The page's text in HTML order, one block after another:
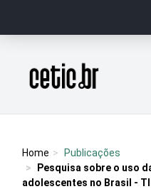
Página inicial
Home
Publicações
Pesquisa sobre o uso
adolescentes no Brasil -